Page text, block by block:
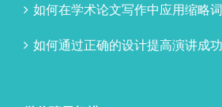
如何在学术论文写作中应用缩略
如何通过正确的设计提高演讲成